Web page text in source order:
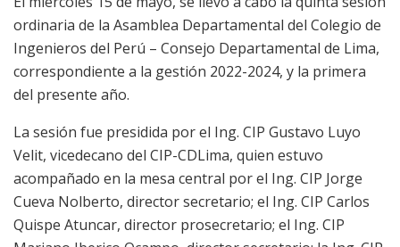
ordinaria de la Asamblea Departamental del Colegio de
Ingenieros del Perú – Consejo Departamental de Lima,
correspondiente a la gestión 2022-2024, y la primera
del presente año.
La sesión fue presidida por el Ing. CIP Gustavo Luyo
Velit, vicedecano del CIP-CDLima, quien estuvo
acompañado en la mesa central por el Ing. CIP Jorge
Cueva Nolberto, director secretario; el Ing. CIP Carlos
Quispe Atuncar, director prosecretario; el Ing. CIP